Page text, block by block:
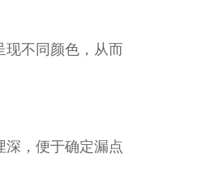
现不同颜色，从而
，便于确定漏点